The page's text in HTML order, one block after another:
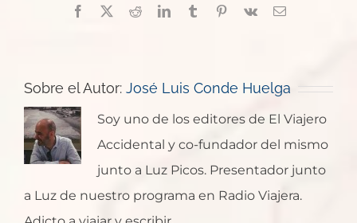
Facebook
X RedditLinkedInTumblrPinterest
Vk
Correo
Sobre el Autor: José Luis Conde Huelga
Soy uno de los editores de El Viajero
Accidental y co-fundador del mismo
junto a Luz Picos. Presentador junto
a Luz de nuestro programa en Radio Viajera.